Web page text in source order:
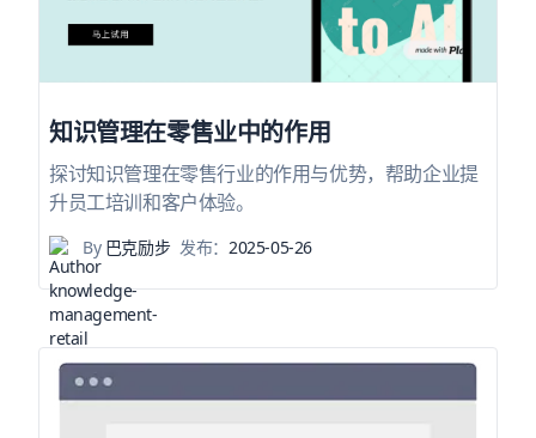
知识管理在零售业中的作用
探讨知识管理在零售行业的作用与优势，帮助企业提
升员工培训和客户体验。
By巴克励步 发布：2025-05-26